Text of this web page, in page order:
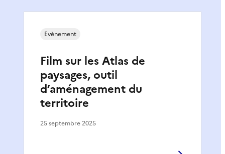
Film sur les Atlas de
paysages, outil
d’aménagement du
territoire
Evènement
25 septembre 2025